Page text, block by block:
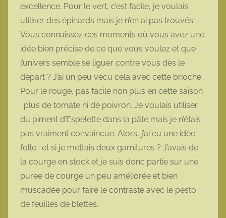
excellence. Pour le vert, c’est facile, je voulais
utiliser des épinards mais je n’en ai pas trouvés.
Vous connaissez ces moments où vous avez une
idée bien précise de ce que vous voulez et que
l’univers semble se liguer contre vous dès le
départ ? J’ai un peu vécu cela avec cette brioche.
Pour le rouge, pas facile non plus en cette saison
: plus de tomate ni de poivron. Je voulais utiliser
du piment d’Espelette dans la pâte mais je n’étais
pas vraiment convaincue. Alors, j’ai eu une idée
folle : et si je mettais deux garnitures ? J’avais de
la courge en stock et je suis donc partie sur une
purée de courge un peu améliorée et bien
muscadée pour faire le contraste avec le pesto
de feuilles de blettes.